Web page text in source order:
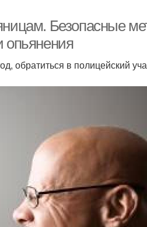
Безопасные
опьянения
в полицейский